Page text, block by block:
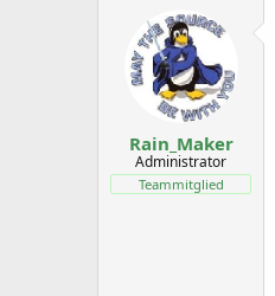
Rain_Maker
Administrator
Teammitglied